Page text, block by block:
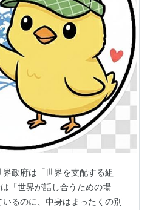
政府は「世界を支配する組
「世界が話し合うための場
るのに、中身はまったくの別